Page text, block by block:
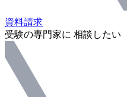
資料請求
受験の専門家に 相談したい